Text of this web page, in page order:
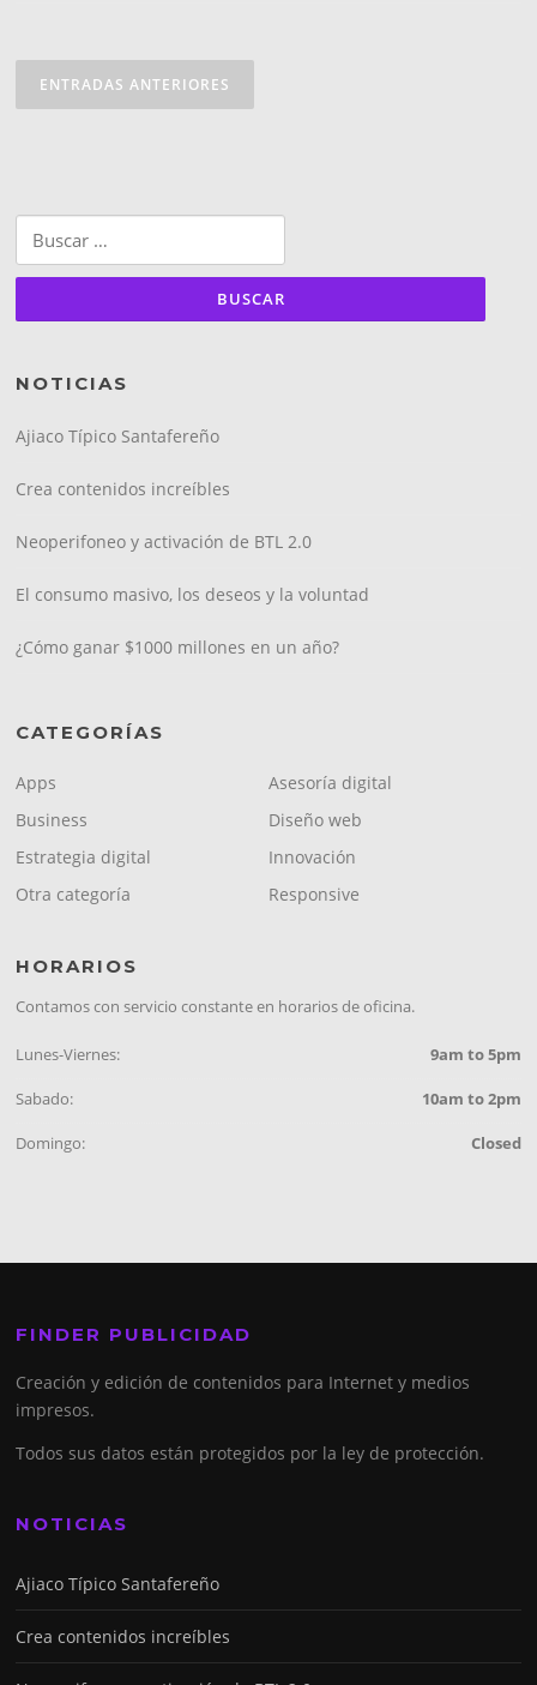
de
entradas
ENTRADAS ANTERIORES
NOTICIAS
Ajiaco Típico Santafereño
Crea contenidos increíbles
Neoperifoneo y activación de BTL 2.0
El consumo masivo, los deseos y la voluntad
¿Cómo ganar $1000 millones en un año?
CATEGORÍAS
Apps
Asesoría digital
Business
Diseño web
Estrategia digital
Innovación
Otra categoría
Responsive
HORARIOS
Contamos con servicio constante en horarios de oficina.
Lunes-Viernes: 9am to 5pm
Sabado: 10am to 2pm
Domingo: Closed
FINDER PUBLICIDAD
Creación y edición de contenidos para Internet y medios
impresos.
Todos sus datos están protegidos por la ley de protección.
NOTICIAS
Ajiaco Típico Santafereño
Crea contenidos increíbles